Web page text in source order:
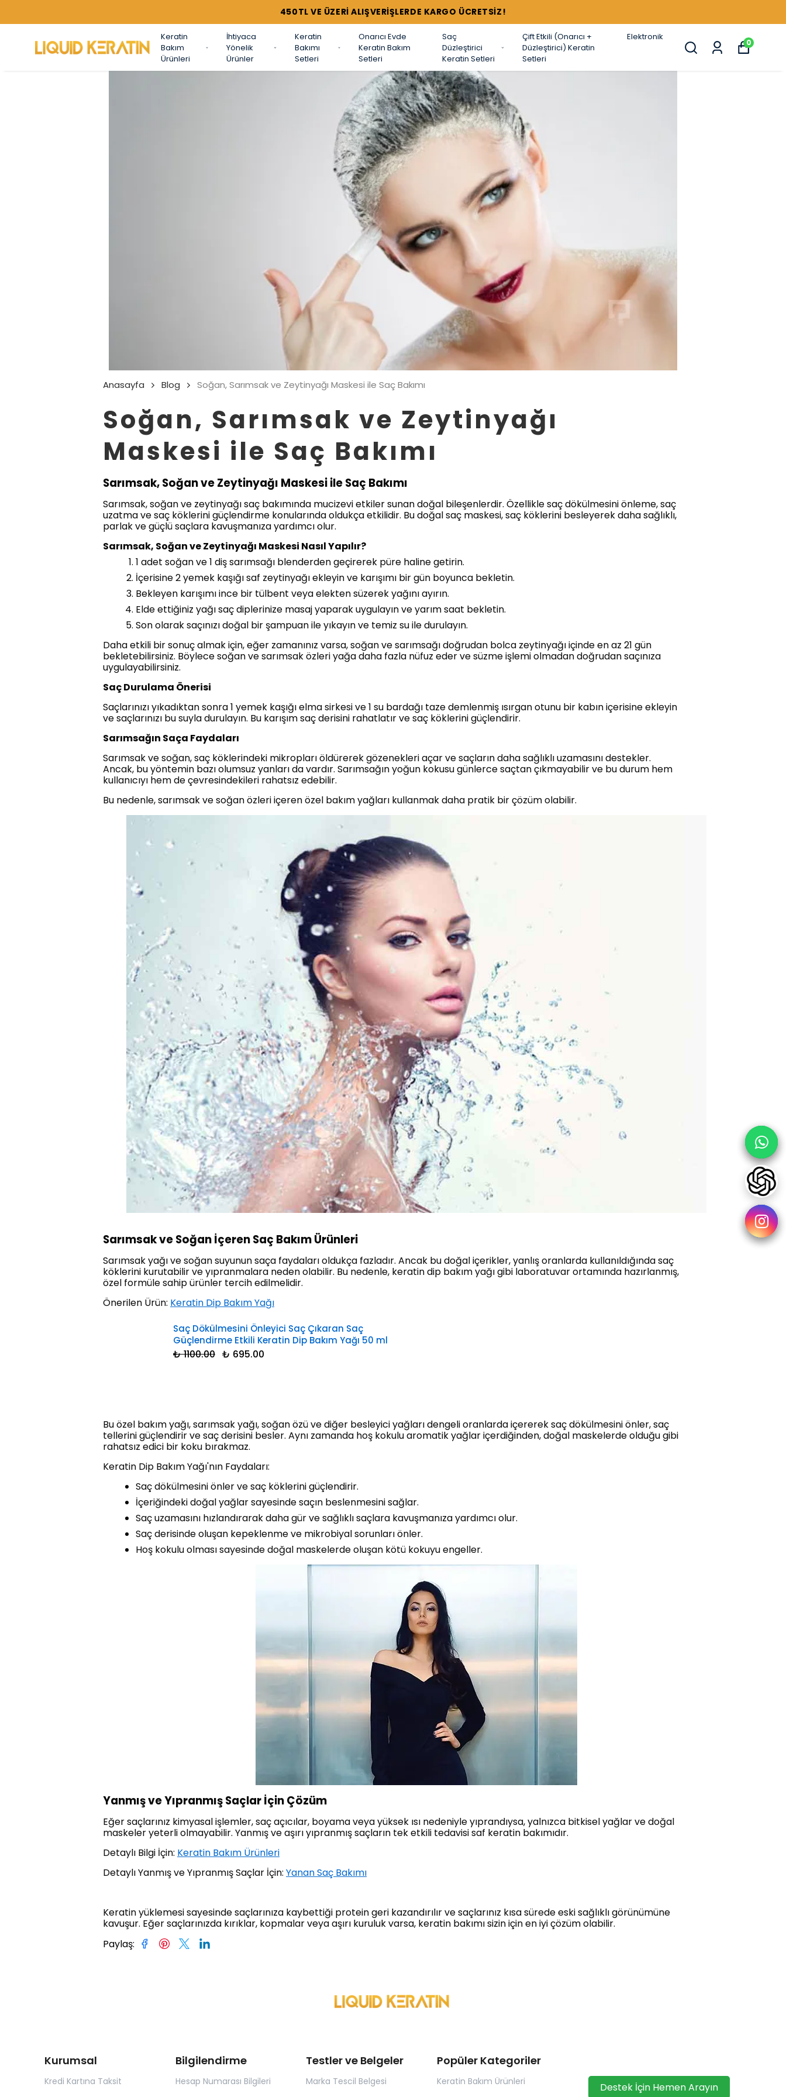
450TL VE ÜZERİ ALIŞVERİŞLERDE KARGO ÜCRETSİZ!
Keratin
Bakım
Ürünleri
İhtiyaca
Yönelik
Ürünler
Keratin
Bakımı
Setleri
Onarıcı Evde
Keratin Bakım
Setleri
Saç
Düzleştirici
Keratin Setleri
Çift Etkili (Onarıcı +
Düzleştirici) Keratin
Setleri
Elektronik
0
Anasayfa Blog Soğan, Sarımsak ve Zeytinyağı Maskesi ile Saç Bakımı
Soğan, Sarımsak ve Zeytinyağı
Maskesi ile Saç Bakımı
Sarımsak, Soğan ve Zeytinyağı Maskesi ile Saç Bakımı
Sarımsak, soğan ve zeytinyağı saç bakımında mucizevi etkiler sunan doğal bileşenlerdir. Özellikle saç dökülmesini önleme, saç
uzatma ve saç köklerini güçlendirme konularında oldukça etkilidir. Bu doğal saç maskesi, saç köklerini besleyerek daha sağlıklı,
parlak ve güçlü saçlara kavuşmanıza yardımcı olur.
Sarımsak, Soğan ve Zeytinyağı Maskesi Nasıl Yapılır?
1 adet soğan ve 1 diş sarımsağı blenderden geçirerek püre haline getirin.
İçerisine 2 yemek kaşığı saf zeytinyağı ekleyin ve karışımı bir gün boyunca bekletin.
Bekleyen karışımı ince bir tülbent veya elekten süzerek yağını ayırın.
Elde ettiğiniz yağı saç diplerinize masaj yaparak uygulayın ve yarım saat bekletin.
Son olarak saçınızı doğal bir şampuan ile yıkayın ve temiz su ile durulayın.
Daha etkili bir sonuç almak için, eğer zamanınız varsa, soğan ve sarımsağı doğrudan bolca zeytinyağı içinde en az 21 gün
bekletebilirsiniz. Böylece soğan ve sarımsak özleri yağa daha fazla nüfuz eder ve süzme işlemi olmadan doğrudan saçınıza
uygulayabilirsiniz.
Saç Durulama Önerisi
Saçlarınızı yıkadıktan sonra 1 yemek kaşığı elma sirkesi ve 1 su bardağı taze demlenmiş ısırgan otunu bir kabın içerisine ekleyin
ve saçlarınızı bu suyla durulayın. Bu karışım saç derisini rahatlatır ve saç köklerini güçlendirir.
Sarımsağın Saça Faydaları
Sarımsak ve soğan, saç köklerindeki mikropları öldürerek gözenekleri açar ve saçların daha sağlıklı uzamasını destekler.
Ancak, bu yöntemin bazı olumsuz yanları da vardır. Sarımsağın yoğun kokusu günlerce saçtan çıkmayabilir ve bu durum hem
kullanıcıyı hem de çevresindekileri rahatsız edebilir.
Bu nedenle, sarımsak ve soğan özleri içeren özel bakım yağları kullanmak daha pratik bir çözüm olabilir.
Sarımsak ve Soğan İçeren Saç Bakım Ürünleri
Sarımsak yağı ve soğan suyunun saça faydaları oldukça fazladır. Ancak bu doğal içerikler, yanlış oranlarda kullanıldığında saç
köklerini kurutabilir ve yıpranmalara neden olabilir. Bu nedenle, keratin dip bakım yağı gibi laboratuvar ortamında hazırlanmış,
özel formüle sahip ürünler tercih edilmelidir.
Önerilen Ürün: Keratin Dip Bakım Yağı
Saç Dökülmesini Önleyici Saç Çıkaran Saç
Güçlendirme Etkili Keratin Dip Bakım Yağı 50 ml
₺ 1100.00 ₺ 695.00
Bu özel bakım yağı, sarımsak yağı, soğan özü ve diğer besleyici yağları dengeli oranlarda içererek saç dökülmesini önler, saç
tellerini güçlendirir ve saç derisini besler. Aynı zamanda hoş kokulu aromatik yağlar içerdiğinden, doğal maskelerde olduğu gibi
rahatsız edici bir koku bırakmaz.
Keratin Dip Bakım Yağı'nın Faydaları:
Saç dökülmesini önler ve saç köklerini güçlendirir.
İçeriğindeki doğal yağlar sayesinde saçın beslenmesini sağlar.
Saç uzamasını hızlandırarak daha gür ve sağlıklı saçlara kavuşmanıza yardımcı olur.
Saç derisinde oluşan kepeklenme ve mikrobiyal sorunları önler.
Hoş kokulu olması sayesinde doğal maskelerde oluşan kötü kokuyu engeller.
Yanmış ve Yıpranmış Saçlar İçin Çözüm
Eğer saçlarınız kimyasal işlemler, saç açıcılar, boyama veya yüksek ısı nedeniyle yıprandıysa, yalnızca bitkisel yağlar ve doğal
maskeler yeterli olmayabilir. Yanmış ve aşırı yıpranmış saçların tek etkili tedavisi saf keratin bakımıdır.
Detaylı Bilgi İçin: Keratin Bakım Ürünleri
Detaylı Yanmış ve Yıpranmış Saçlar İçin: Yanan Saç Bakımı
Keratin yüklemesi sayesinde saçlarınıza kaybettiği protein geri kazandırılır ve saçlarınız kısa sürede eski sağlıklı görünümüne
kavuşur. Eğer saçlarınızda kırıklar, kopmalar veya aşırı kuruluk varsa, keratin bakımı sizin için en iyi çözüm olabilir.
Paylaş:
Kurumsal
Kredi Kartına Taksit
Bilgilendirme
Hesap Numarası Bilgileri
Testler ve Belgeler
Marka Tescil Belgesi
Popüler Kategoriler
Keratin Bakım Ürünleri
Destek İçin Hemen Arayın